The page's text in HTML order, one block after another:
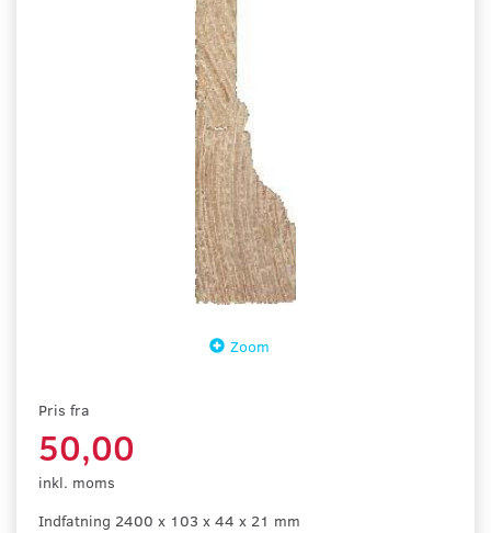
Zoom
Pris fra
50,00
inkl. moms
Indfatning 2400 x 103 x 44 x 21 mm